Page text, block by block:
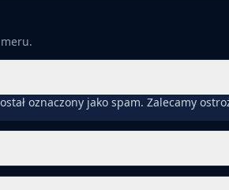
oznaczony jako spam. Zalecamy